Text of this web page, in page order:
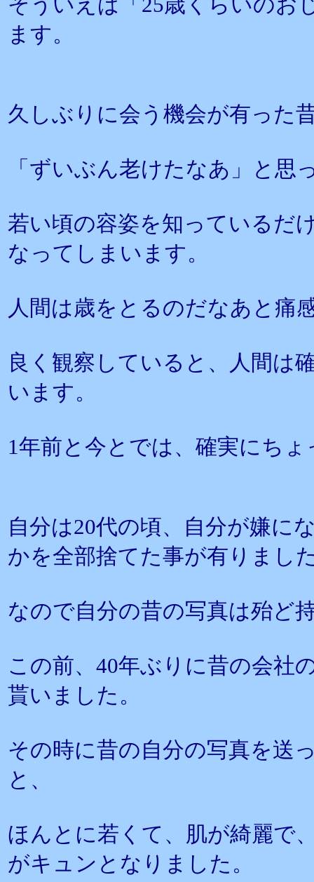
ます。
久しぶりに会う機会が有った
「ずいぶん老けたなあ」と思
若い頃の容姿を知っているだ
なってしまいます。
人間は歳をとるのだなあと痛
良く観察していると、人間は
います。
1年前と今とでは、確実にち
自分は20代の頃、自分が嫌に
かを全部捨てた事が有りまし
なので自分の昔の写真は殆ど
この前、40年ぶりに昔の会社
貰いました。
その時に昔の自分の写真を送
と、
ほんとに若くて、肌が綺麗で
がキュンとなりました。